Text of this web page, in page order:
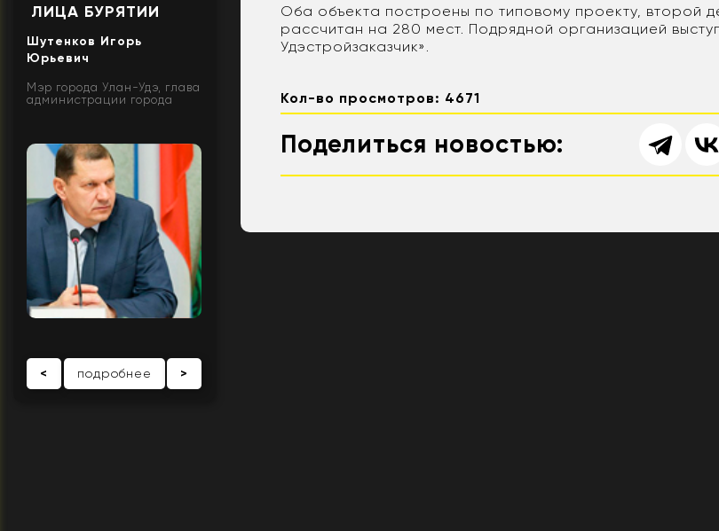
ЛИЦА БУРЯТИИ
Шутенков Игорь
Юрьевич
Мэр города Улан-Удэ, глава
администрации города
< подробнее >
Оба объекта построены по типовому проекту, второй
рассчитан на 280 мест. Подрядной организацией
Удэстройзаказчик».
Кол-во просмотров: 4671
Поделиться новостью: